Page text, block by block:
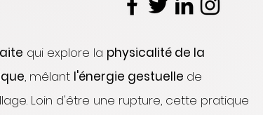
qui explore la physicalité de la
, mêlant l'énergie gestuelle de
Loin d'être une rupture, cette pratique